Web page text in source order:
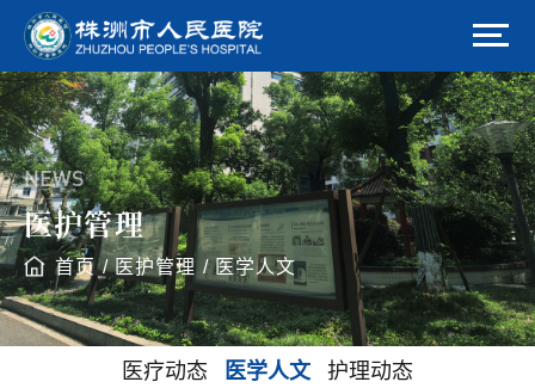
NEWS
医护管理
首页 / 医护管理 / 医学人文
医疗动态 医学人文 护理动态